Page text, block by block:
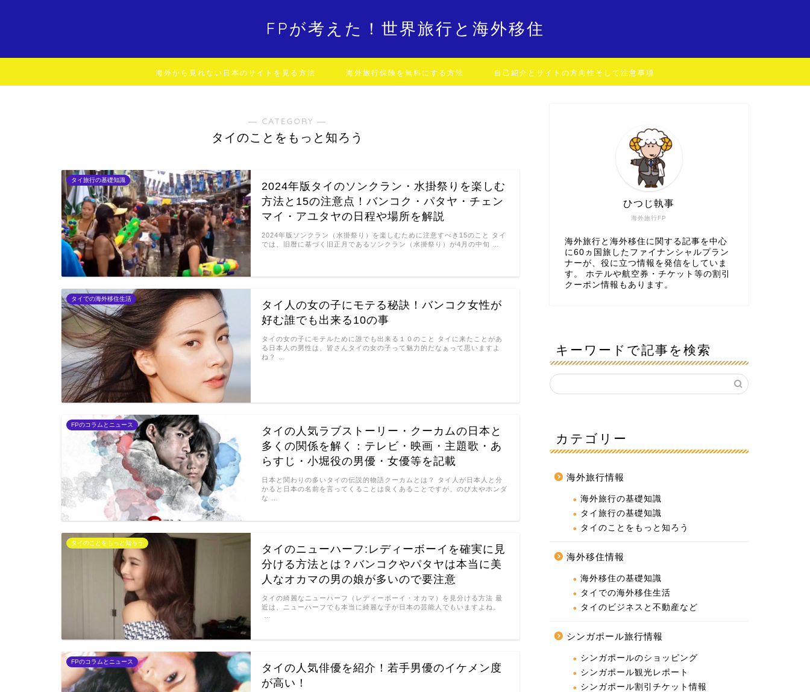
FPが考えた！世界旅行と海外移住
海外から見れない日本のサイトを見る方法 海外旅行保険を無料にする方法 自己紹介とサイトの方向性そして注意事項
― CATEGORY ―
タイのことをもっと知ろう
タイ旅行の基礎知識
2024年版タイのソンクラン・水掛祭りを楽しむ
方法と15の注意点！バンコク・パタヤ・チェン
マイ・アユタヤの日程や場所を解説
2024年版ソンクラン（水掛祭り）を楽しむために注意すべき15のこと タイ
では、旧暦に基づく旧正月であるソンクラン（水掛祭り）が4月の中旬 …
タイでの海外移住生活
タイ人の女の子にモテる秘訣！バンコク女性が
好む誰でも出来る10の事
タイの女の子にモテルために誰でも出来る１０のこと タイに来たことがあ
る日本人の男性は、皆さんタイの女の子って魅力的だなぁって思いますよ
ね？ …
FPのコラムとニュース
タイの人気ラブストーリー・クーカムの日本と
多くの関係を解く：テレビ・映画・主題歌・あ
らすじ・小堀役の男優・女優等を記載
日本と関わりの多いタイの伝説的物語クーカムとは？ タイ人が日本人と分
かると日本の名前を言ってくることは良くあることですが、のび太やホンダ
な …
タイのことをもっと知ろう
タイのニューハーフ:レディーボーイを確実に見
分ける方法とは？バンコクやパタヤは本当に美
人なオカマの男の娘が多いので要注意
タイの綺麗なニューハーフ（レディーボーイ・オカマ）を見分ける方法 最
近は、ニューハーフでも本当に綺麗な子が日本の芸能人でもいますよね。
FPのコラムとニュース
タイの人気俳優を紹介！若手男優のイケメン度
が高い！
海外旅行FP
ひつじ執事
海外旅行と海外移住に関する記事を中心
に60ヵ国旅したファイナンシャルプラン
ナーが、役に立つ情報を発信をしていま
す。 ホテルや航空券・チケット等の割引
クーポン情報もあります。
キーワードで記事を検索
カテゴリー
海外旅行情報
海外旅行の基礎知識
タイ旅行の基礎知識
タイのことをもっと知ろう
海外移住情報
海外移住の基礎知識
タイでの海外移住生活
タイのビジネスと不動産など
シンガポール旅行情報
シンガポールのショッピング
シンガポール観光レポート
シンガポール割引チケット情報